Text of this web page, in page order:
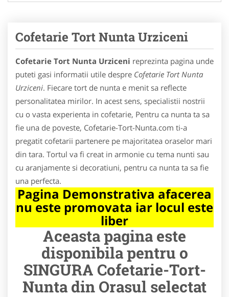
Cofetarie Tort Nunta Urziceni
Cofetarie Tort Nunta Urziceni reprezinta pagina unde
puteti gasi informatii utile despre Cofetarie Tort Nunta
Urziceni. Fiecare tort de nunta e menit sa reflecte
personalitatea mirilor. In acest sens, specialistii nostrii
cu o vasta experienta in cofetarie, Pentru ca nunta ta sa
fie una de poveste, Cofetarie-Tort-Nunta.com ti-a
pregatit cofetarii partenere pe majoritatea oraselor mari
din tara. Tortul va fi creat in armonie cu tema nunti sau
cu aranjamente si decoratiuni, pentru ca nunta ta sa fie
una perfecta.
Pagina Demonstrativa afacerea
nu este promovata iar locul este
liber
Aceasta pagina este
disponibila pentru o
SINGURA Cofetarie-Tort-
Nunta din Orasul selectat